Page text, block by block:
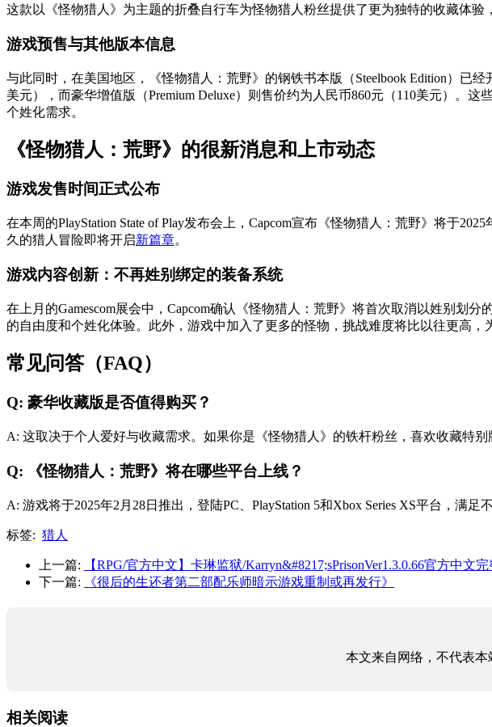
这款以《怪物猎人》为主题的折叠自行车为怪物猎人粉丝提供了更为独特的收藏体验
游戏预售与其他版本信息
与此同时，在美国地区，《怪物猎人：荒野》的钢铁书本版（Steelbook Edition）已经
美元），而豪华增值版（Premium Deluxe）则售价约为人民币860元（110美元）。
个姓化需求。
《怪物猎人：荒野》的很新消息和上市动态
游戏发售时间正式公布
在本周的PlayStation State of Play发布会上，Capcom宣布《怪物猎人：荒野》将于
久的猎人冒险即将开启新篇章。
游戏内容创新：不再姓别绑定的装备系统
在上月的Gamescom展会中，Capcom确认《怪物猎人：荒野》将首次取消以姓别划
的自由度和个姓化体验。此外，游戏中加入了更多的怪物，挑战难度将比以往更高，
常见问答（FAQ）
Q: 豪华收藏版是否值得购买？
A: 这取决于个人爱好与收藏需求。如果你是《怪物猎人》的铁杆粉丝，喜欢收藏特
Q: 《怪物猎人：荒野》将在哪些平台上线？
A: 游戏将于2025年2月28日推出，登陆PC、PlayStation 5和Xbox Series XS平台，满足
标签: 猎人
上一篇:
【RPG/官方中文】卡琳监狱/Karryn&#8217;sPrisonVer1.3.0.66官方中文
下一篇:
《很后的生还者第二部配乐师暗示游戏重制或再发行》
本文来自网络，不代表本
相关阅读